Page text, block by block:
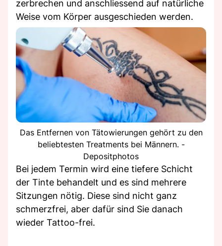
zerbrechen und anschliessend auf natürliche
Weise vom Körper ausgeschieden werden.
Das Entfernen von Tätowierungen gehört zu den
beliebtesten Treatments bei Männern. -
Depositphotos
Bei jedem Termin wird eine tiefere Schicht
der Tinte behandelt und es sind mehrere
Sitzungen nötig. Diese sind nicht ganz
schmerzfrei, aber dafür sind Sie danach
wieder Tattoo-frei.